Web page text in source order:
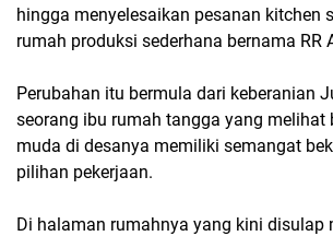
hingga menyelesaikan pesanan kitchen
rumah produksi sederhana bernama RR
Perubahan itu bermula dari keberanian
seorang ibu rumah tangga yang melihat
muda di desanya memiliki semangat
pilihan pekerjaan.
Di halaman rumahnya yang kini disulap